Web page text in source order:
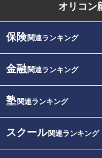
オリコン
保険関連ランキング
金融関連ランキング
塾関連ランキング
スクール関連ランキング